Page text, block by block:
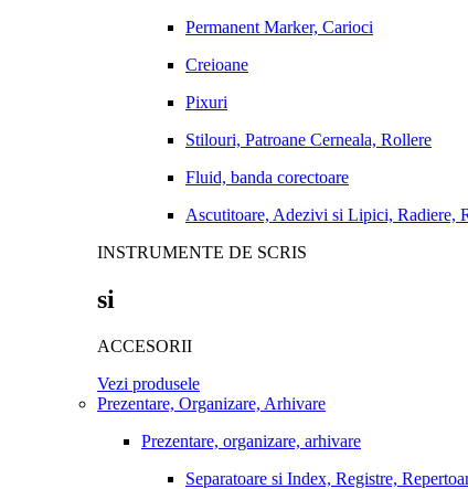
Permanent Marker, Carioci
Creioane
Pixuri
Stilouri, Patroane Cerneala, Rollere
Fluid, banda corectoare
Ascutitoare, Adezivi si Lipici, Radiere,
INSTRUMENTE DE SCRIS
si
ACCESORII
Vezi produsele
Prezentare, Organizare, Arhivare
Prezentare, organizare, arhivare
Separatoare si Index, Registre,